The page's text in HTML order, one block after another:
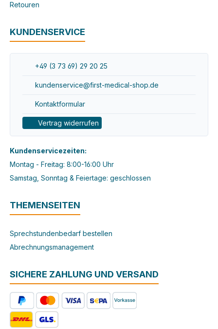
Retouren
KUNDENSERVICE
+49 (3 73 69) 29 20 25
kundenservice@first-medical-shop.de
Kontaktformular
Vertrag widerrufen
Kundenservicezeiten:
Montag - Freitag: 8:00-16:00 Uhr
Samstag, Sonntag & Feiertage: geschlossen
THEMENSEITEN
Sprechstundenbedarf bestellen
Abrechnungsmanagement
SICHERE ZAHLUNG UND VERSAND